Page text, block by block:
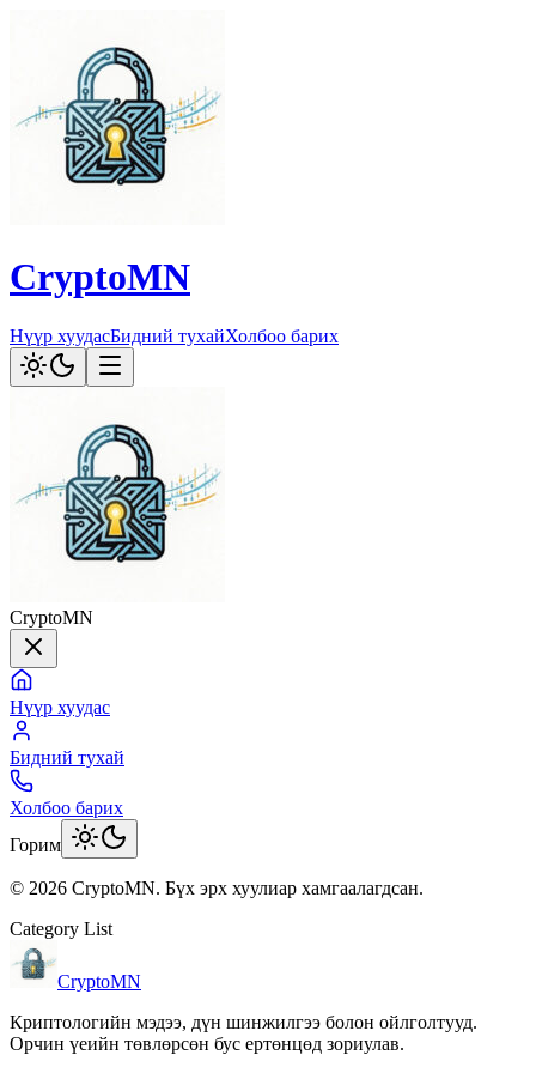
CryptoMN
Нүүр хуудасБидний тухайХолбоо барих
CryptoMN
Нүүр хуудас
Бидний тухай
Холбоо барих
Горим
© 2026 CryptoMN. Бүх эрх хуулиар хамгаалагдсан.
Category List
CryptoMN
Криптологийн мэдээ, дүн шинжилгээ болон ойлголтууд.
Орчин үеийн төвлөрсөн бус ертөнцөд зориулав.